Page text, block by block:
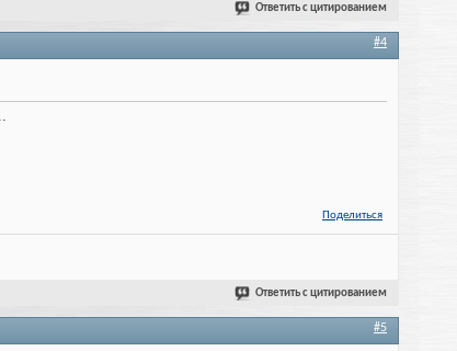
Ответить с цитированием
#4
Поделиться
Ответить с цитированием
#5